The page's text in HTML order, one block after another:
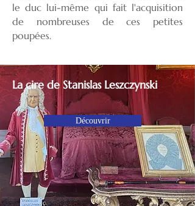
le duc lui-même qui fait l'acquisition
de nombreuses de ces petites
poupées.
La cire de Stanislas Leszczynski
Découvrir